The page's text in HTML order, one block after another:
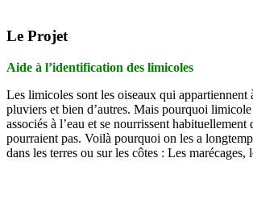
Le Projet
Aide à l’identification des limicoles
Les limicoles sont les oiseaux qui appartiennent
pluviers et bien d’autres. Mais pourquoi
associés à l’eau et se nourrissent
pourraient pas. Voilà pourquoi on les a
dans les terres ou sur les côtes : Les